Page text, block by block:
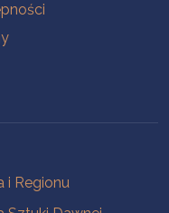
i Regionu